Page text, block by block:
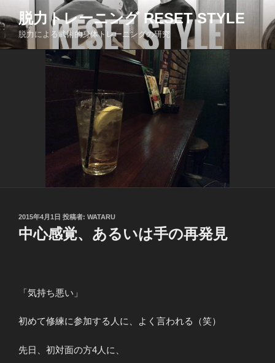
ン
テ
ン
脱力トレーニング RESET STYLE
脱力による武術的身体トレーニングの研究
投
稿
日:
2015年4月1日 投稿者: WATARU
中心感覚、あるいは手の再発見
「気持ち悪い」
初めて修練に参加する人に、よく言われる（笑）
先日、初対面の方4人に、